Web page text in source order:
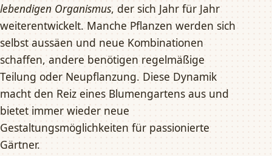
lebendigen Organismus, der sich Jahr für Jahr
weiterentwickelt. Manche Pflanzen werden sich
selbst aussäen und neue Kombinationen
schaffen, andere benötigen regelmäßige
Teilung oder Neupflanzung. Diese Dynamik
macht den Reiz eines Blumengartens aus und
bietet immer wieder neue
Gestaltungsmöglichkeiten für passionierte
Gärtner.